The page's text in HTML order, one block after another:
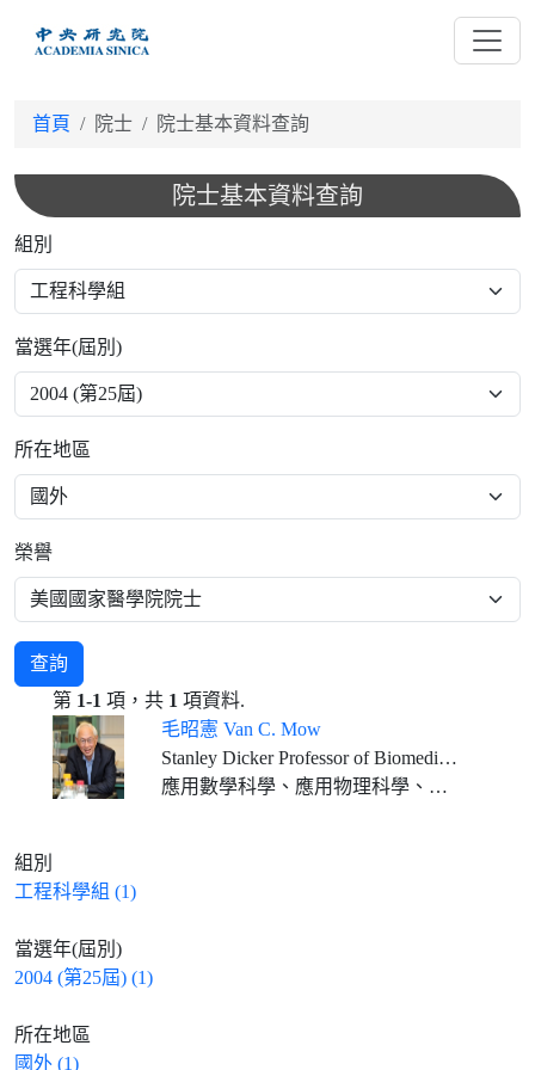
首頁 院士 院士基本資料查詢
院士基本資料查詢
組別
當選年(屆別)
所在地區
榮譽
查詢
第 1-1 項，共 1 項資料.
毛昭憲 Van C. Mow
Stanley Dicker Professor of Biomedical Engineering, and Orthopaedic Bioengineering, Columbia University
應用數學科學、應用物理科學、工程科學
組別
工程科學組 (1)
當選年(屆別)
2004 (第25屆) (1)
所在地區
國外 (1)